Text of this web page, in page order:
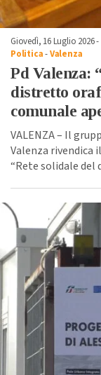
Giovedì, 16 Luglio 2026 -
Politica-Valenza
Pd Valenza:
distretto
comunale
VALENZA – Il
Valenza rivendica
“Rete solidale